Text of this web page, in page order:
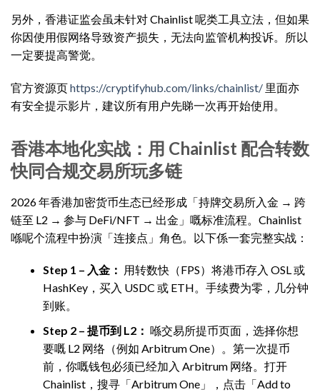
另外，香港证监会虽未针对 Chainlist 呢类工具立法，但如果
你因使用假网络导致资产损失，无法向监管机构投诉。所以
一定要提高警觉。
官方资源页https://cryptifyhub.com/links/chainlist/ 里面亦
有安全提示影片，建议所有用户先睇一次再开始使用。
香港本地化实战：用 Chainlist 配合转数
快同合规交易所玩多链
2026 年香港加密货币生态已经形成「持牌交易所入金 → 跨
链至 L2 → 参与 DeFi/NFT → 出金」嘅标准流程。Chainlist
喺呢个流程中扮演「连接点」角色。以下係一套完整实战：
Step 1 – 入金： 用转数快（FPS）将港币存入 OSL 或
HashKey，买入 USDC 或 ETH。手续费为零，几分钟
到账。
Step 2 – 提币到 L2： 喺交易所提币页面，选择你想
要嘅 L2 网络（例如 Arbitrum One）。第一次提币
前，你嘅钱包必须已经加入 Arbitrum 网络。打开
Chainlist，搜寻「Arbitrum One」，点击「Add to